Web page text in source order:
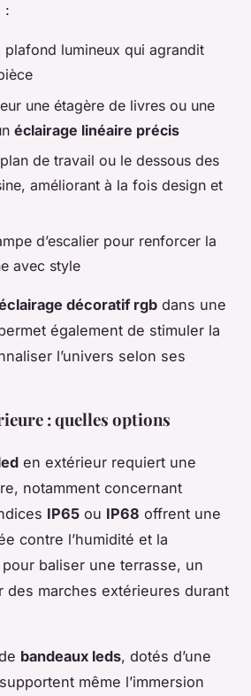
:
plafond lumineux qui agrandit
une étagère de livres ou une
éclairage linéaire précis
de travail ou le dessous des
améliorant à la fois design et
d’escalier pour renforcer la
avec style
décoratif rgb dans une
également de stimuler la
l’univers selon ses
: quelles options
en extérieur requiert une
notamment concernant
IP65 ou IP68 offrent une
contre l’humidité et la
baliser une terrasse, un
des marches extérieures durant
bandeaux leds, dotés d’une
même l’immersion